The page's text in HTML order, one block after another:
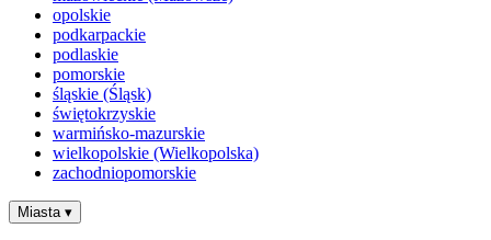
opolskie
podkarpackie
podlaskie
pomorskie
śląskie (Śląsk)
świętokrzyskie
warmińsko-mazurskie
wielkopolskie (Wielkopolska)
zachodniopomorskie
Miasta ▾